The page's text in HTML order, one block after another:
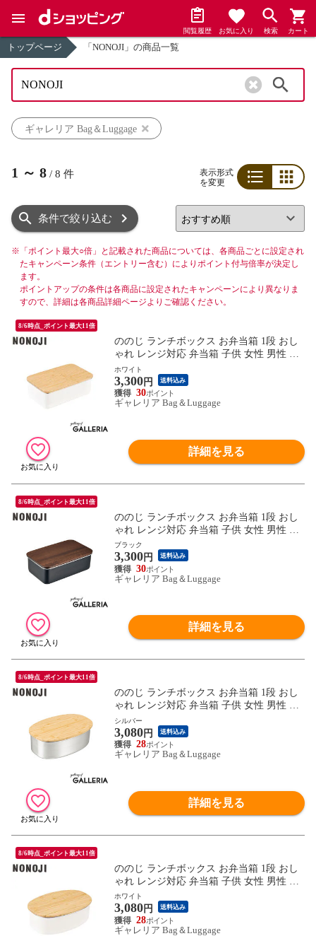
閲覧履歴 お気に入り 検索 カート
トップページ 「NONOJI」の商品一覧
ギャレリア Bag＆Luggage
1 ～ 8 / 8 件
表示形式
を変更
条件で絞り込む
※ 「ポイント最大○倍」と記載された商品については、各商品ごとに設定され
たキャンペーン条件（エントリー含む）によりポイント付与倍率が決定し
ます。
ポイントアップの条件は各商品に設定されたキャンペーンにより異なりま
すので、詳細は各商品詳細ページよりご確認ください。
8/6時点_ポイント最大11倍
ののじ ランチボックス お弁当箱 1段 おし
ゃれ レンジ対応 弁当箱 子供 女性 男性 NO
NOJI 950ml 男子 女子 大人 食洗機 蓋 フタ
天然木 電子レンジ ステンレス ステンレス
ランチボックス レクタングル NLR0950
ホワイト
3,300円 送料込み
30
ギャレリア Bag＆Luggage
詳細を見る
8/6時点_ポイント最大11倍
ののじ ランチボックス お弁当箱 1段 おし
ゃれ レンジ対応 弁当箱 子供 女性 男性 NO
NOJI 950ml 男子 女子 大人 食洗機 蓋 フタ
天然木 電子レンジ ステンレス ステンレス
ランチボックス レクタングル NLR0950
ブラック
3,300円 送料込み
30
ギャレリア Bag＆Luggage
詳細を見る
8/6時点_ポイント最大11倍
ののじ ランチボックス お弁当箱 1段 おし
ゃれ レンジ対応 弁当箱 子供 女性 男性 NO
NOJI 600ml 男子 女子 大人 食洗機 蓋 フタ
天然木 電子レンジ ステンレス ステンレス
ランチボックス オーバル NLD0600
シルバー
3,080円 送料込み
28
ギャレリア Bag＆Luggage
詳細を見る
8/6時点_ポイント最大11倍
ののじ ランチボックス お弁当箱 1段 おし
ゃれ レンジ対応 弁当箱 子供 女性 男性 NO
NOJI 600ml 男子 女子 大人 食洗機 蓋 フタ
天然木 電子レンジ ステンレス ステンレス
ランチボックス オーバル NLD0600
ホワイト
3,080円 送料込み
28
ギャレリア Bag＆Luggage